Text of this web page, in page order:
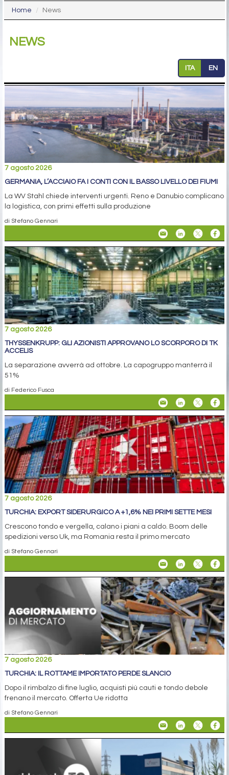
Home News
NEWS
ITA EN
7 agosto 2026
GERMANIA, L’ACCIAIO FA I CONTI CON IL BASSO LIVELLO DEI FIUMI
La WV Stahl chiede interventi urgenti. Reno e Danubio complicano
la logistica, con primi effetti sulla produzione
di Stefano Gennari
7 agosto 2026
THYSSENKRUPP: GLI AZIONISTI APPROVANO LO SCORPORO DI TK
ACCELIS
La separazione avverrà ad ottobre. La capogruppo manterrà il
51%
di Federico Fusca
7 agosto 2026
TURCHIA: EXPORT SIDERURGICO A +1,6% NEI PRIMI SETTE MESI
Crescono tondo e vergella, calano i piani a caldo. Boom delle
spedizioni verso Uk, ma Romania resta il primo mercato
di Stefano Gennari
7 agosto 2026
TURCHIA: IL ROTTAME IMPORTATO PERDE SLANCIO
Dopo il rimbalzo di fine luglio, acquisti più cauti e tondo debole
frenano il mercato. Offerta Ue ridotta
di Stefano Gennari